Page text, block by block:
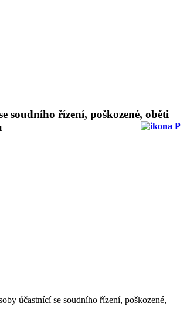
soudního řízení, poškozené, oběti
účastnící se soudního řízení, poškozené,